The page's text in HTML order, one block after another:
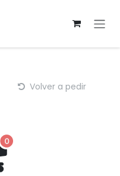
Volver a pedir